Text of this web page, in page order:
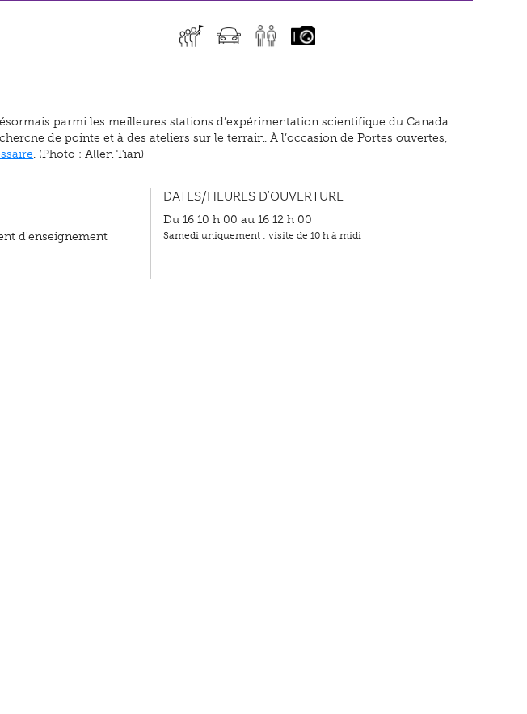
parmi les meilleures stations d’expérimentation scientifique du Canada.
de pointe et à des ateliers sur le terrain. À l’occasion de Portes ouvertes,
. (Photo : Allen Tian)
d'enseignement
DATES/HEURES D'OUVERTURE
Du 16 10 h 00 au 16 12 h 00
Samedi uniquement : visite de 10 h à midi